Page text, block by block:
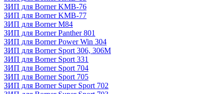
ЗИП для Borner KMB-76
ЗИП для Borner KMB-77
ЗИП для Borner M84
ЗИП для Borner Panther 801
ЗИП для Borner Power Win 304
ЗИП для Borner Sport 306, 306M
ЗИП для Borner Sport 331
ЗИП для Borner Sport 704
ЗИП для Borner Sport 705
ЗИП для Borner Super Sport 702